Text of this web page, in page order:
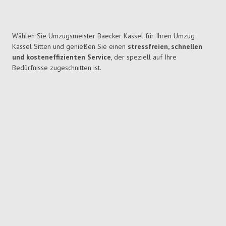
Wählen Sie Umzugsmeister Baecker Kassel für Ihren Umzug
Kassel Sitten und genießen Sie einen stressfreien, schnellen
und kosteneffizienten Service, der speziell auf Ihre
Bedürfnisse zugeschnitten ist.